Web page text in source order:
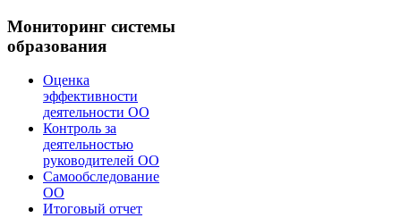
Мониторинг системы
образования
Оценка
эффективности
деятельности ОО
Контроль за
деятельностью
руководителей ОО
Самообследование
ОО
Итоговый отчет